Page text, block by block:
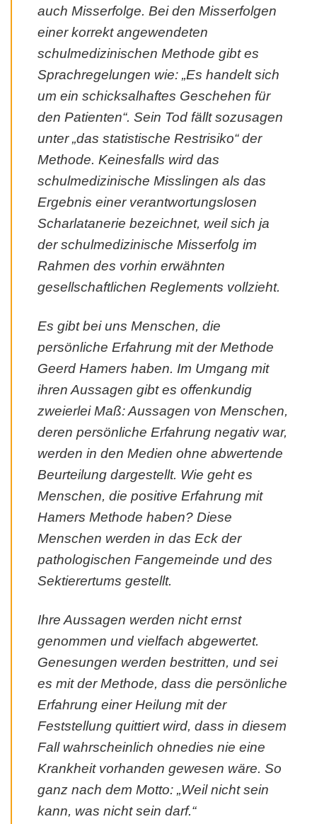
auch Misserfolge. Bei den Misserfolgen
einer korrekt angewendeten
schulmedizinischen Methode gibt es
Sprachregelungen wie: „Es handelt sich
um ein schicksalhaftes Geschehen für
den Patienten“. Sein Tod fällt sozusagen
unter „das statistische Restrisiko“ der
Methode. Keinesfalls wird das
schulmedizinische Misslingen als das
Ergebnis einer verantwortungslosen
Scharlatanerie bezeichnet, weil sich ja
der schulmedizinische Misserfolg im
Rahmen des vorhin erwähnten
gesellschaftlichen Reglements vollzieht.
Es gibt bei uns Menschen, die
persönliche Erfahrung mit der Methode
Geerd Hamers haben. Im Umgang mit
ihren Aussagen gibt es offenkundig
zweierlei Maß: Aussagen von Menschen,
deren persönliche Erfahrung negativ war,
werden in den Medien ohne abwertende
Beurteilung dargestellt. Wie geht es
Menschen, die positive Erfahrung mit
Hamers Methode haben? Diese
Menschen werden in das Eck der
pathologischen Fangemeinde und des
Sektierertums gestellt.
Ihre Aussagen werden nicht ernst
genommen und vielfach abgewertet.
Genesungen werden bestritten, und sei
es mit der Methode, dass die persönliche
Erfahrung einer Heilung mit der
Feststellung quittiert wird, dass in diesem
Fall wahrscheinlich ohnedies nie eine
Krankheit vorhanden gewesen wäre. So
ganz nach dem Motto: „Weil nicht sein
kann, was nicht sein darf.“